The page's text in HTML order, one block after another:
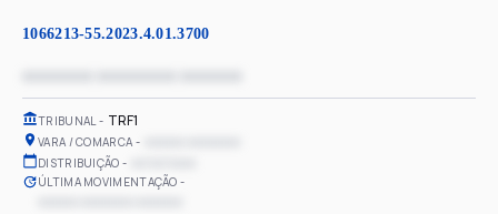
1066213-55.2023.4.01.3700
TRIBUNAL TRF1
VARA / COMARCA
DISTRIBUIÇÃO
ÚLTIMA MOVIMENTAÇÃO